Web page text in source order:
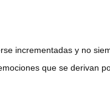
incrementadas y no
que se derivan